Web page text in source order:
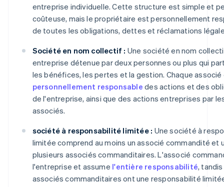
entreprise individuelle. Cette structure est simple et
coûteuse, mais le propriétaire est personnellement
de toutes les obligations, dettes et réclamations
Société en nom collectif : Une société en nom
entreprise détenue par deux personnes ou plus qui
les bénéfices, les pertes et la gestion. Chaque
personnellement responsable des actions et des
de l'entreprise, ainsi que des actions entreprises par
associés.
société à responsabilité limitée : Une société à
limitée comprend au moins un associé commandité et
plusieurs associés commanditaires. L'associé
l'entreprise et assume l'entière responsabilité,
associés commanditaires ont une responsabilité